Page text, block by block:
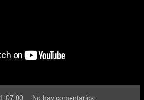
1:07:00 No hay comentarios: